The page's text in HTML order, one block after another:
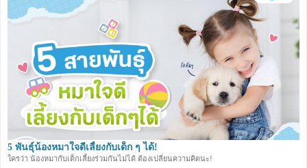
5 พันธุ์น้องหมาใจดีเลี้ยงกับเด็ก ๆ ได้!
ใครว่า น้องหมากับเด็กเลี้ยงร่วมกันไม่ได้ ต้องเปลี่ยนความคิดนะ!